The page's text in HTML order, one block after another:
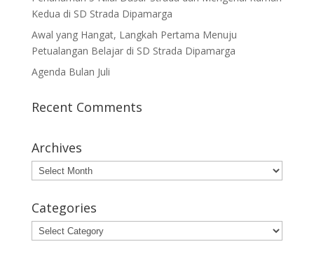
Kedua di SD Strada Dipamarga
Awal yang Hangat, Langkah Pertama Menuju
Petualangan Belajar di SD Strada Dipamarga
Agenda Bulan Juli
Recent Comments
Archives
Archives
Categories
Categories